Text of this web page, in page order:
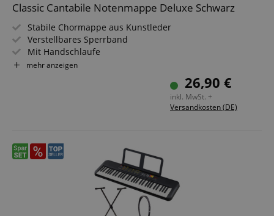
Classic Cantabile Notenmappe Deluxe Schwarz
Stabile Chormappe aus Kunstleder
Verstellbares Sperrband
Mit Handschlaufe
Für Noten bis DIN A4
Herausnehmbares Ringelement zum Einheften von
mehr anzeigen
26,90 €
inkl. MwSt. +
Versandkosten (DE)